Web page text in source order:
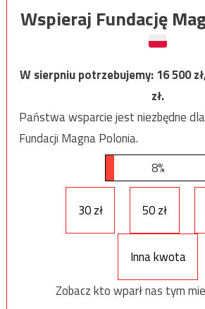
Wspieraj Fundację
W sierpniu potrzebujemy:16 500
zł.
Państwa wsparcie jest niezbędne
Fundacji Magna Polonia.
8%
30 zł 50 zł
Inna kwota
Zobacz kto wparł nas tym